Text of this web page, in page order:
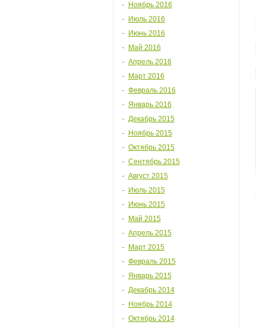
Ноябрь 2016
Июль 2016
Июнь 2016
Май 2016
Апрель 2016
Март 2016
Февраль 2016
Январь 2016
Декабрь 2015
Ноябрь 2015
Октябрь 2015
Сентябрь 2015
Август 2015
Июль 2015
Июнь 2015
Май 2015
Апрель 2015
Март 2015
Февраль 2015
Январь 2015
Декабрь 2014
Ноябрь 2014
Октябрь 2014